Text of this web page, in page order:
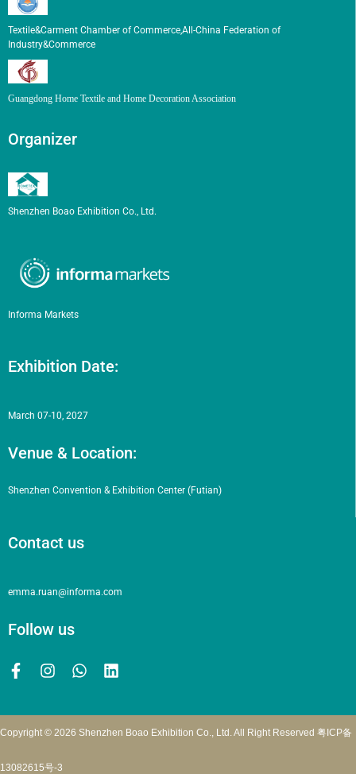
Textile&Carment Chamber of Commerce,All-China Federation of
Industry&Commerce
Guangdong Home Textile and Home Decoration Association
Organizer
Shenzhen Boao Exhibition Co., Ltd.
Informa Markets
Exhibition Date:
March 07-10, 2027
Venue & Location:
Shenzhen Convention & Exhibition Center (Futian)
Contact us
emma.ruan@informa.com
Follow us
Copyright © 2026 Shenzhen Boao Exhibition Co., Ltd. All Right Reserved 粤ICP备
13082615号-3